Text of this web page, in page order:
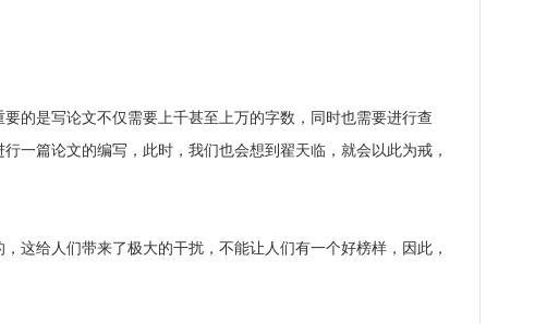
的是写论文不仅需要上千甚至上万的字数，同时也需要进行查
一篇论文的编写，此时，我们也会想到翟天临，就会以此为戒，
这给人们带来了极大的干扰，不能让人们有一个好榜样，因此，